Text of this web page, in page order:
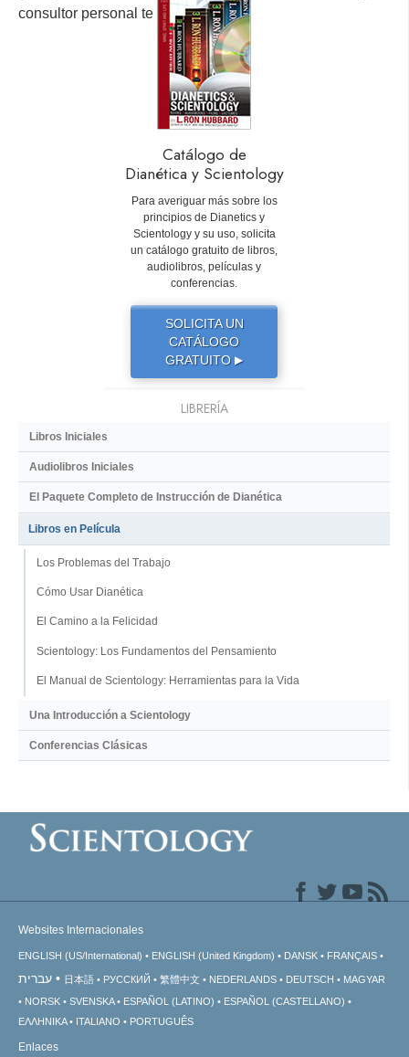
consultor personal te ayudará.
Catálogo de
Dianética y Scientology
Para averiguar más sobre los
principios de Dianetics y
Scientology y su uso, solicita
un catálogo gratuito de libros,
audiolibros, películas y
conferencias.
SOLICITA UN
CATÁLOGO
GRATUITO ▶
LIBRERÍA
Libros Iniciales
Audiolibros Iniciales
El Paquete Completo de Instrucción de Dianética
Libros en Película
Los Problemas del Trabajo
Cómo Usar Dianética
El Camino a la Felicidad
Scientology: Los Fundamentos del Pensamiento
El Manual de Scientology: Herramientas para la Vida
Una Introducción a Scientology
Conferencias Clásicas
Websites Internacionales
ENGLISH (US/International) ENGLISH (United Kingdom) DANSK FRANÇAIS
עברית 日本語 РУССКИЙ 繁體中文 NEDERLANDS DEUTSCH
MAGYAR
NORSK
SVENSKA ESPAÑOL (LATINO)
ESPAÑOL (CASTELLANO)
ΕΛΛΗΝΙΚA
ITALIANO PORTUGUÊS
Enlaces